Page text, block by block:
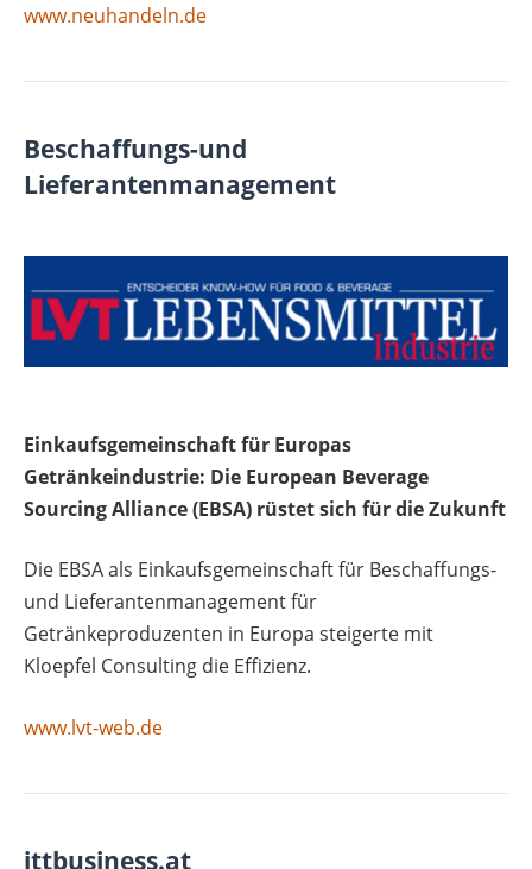
www.neuhandeln.de
Beschaffungs-und
Lieferantenmanagement
Einkaufsgemeinschaft für Europas
Getränkeindustrie: Die European Beverage
Sourcing Alliance (EBSA) rüstet sich für die Zukunft
Die EBSA als Einkaufsgemeinschaft für Beschaffungs-
und Lieferantenmanagement für
Getränkeproduzenten in Europa steigerte mit
Kloepfel Consulting die Effizienz.
www.lvt-web.de
ittbusiness.at